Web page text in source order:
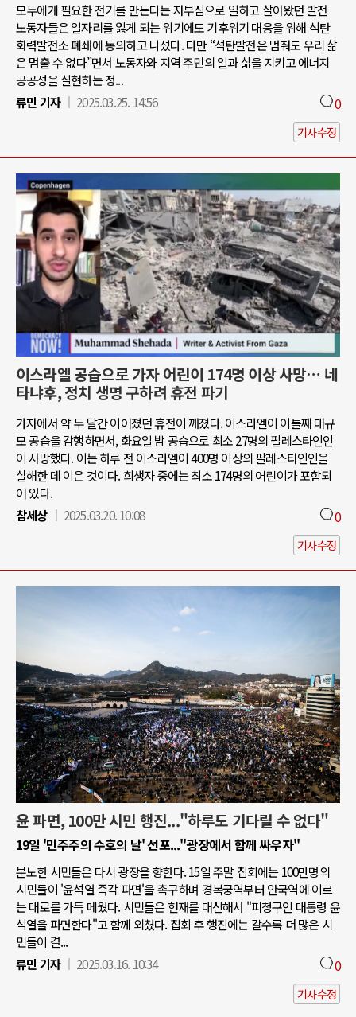
모두에게 필요한 전기를 만든다는 자부심으로 일하고 살아왔던 발전
노동자들은 일자리를 잃게 되는 위기에도 기후위기 대응을 위해 석탄
화력발전소 폐쇄에 동의하고 나섰다. 다만 “석탄발전은 멈춰도 우리 삶
은 멈출 수 없다”면서 노동자와 지역 주민의 일과 삶을 지키고 에너지
공공성을 실현하는 정...
류민 기자
2025.03.25. 14:56 0
기사수정
이스라엘 공습으로 가자 어린이 174명 이상 사망… 네
타냐후, 정치 생명 구하려 휴전 파기
가자에서 약 두 달간 이어졌던 휴전이 깨졌다. 이스라엘이 이틀째 대규
모 공습을 감행하면서, 화요일 밤 공습으로 최소 27명의 팔레스타인인
이 사망했다. 이는 하루 전 이스라엘이 400명 이상의 팔레스타인인을
살해한 데 이은 것이다. 희생자 중에는 최소 174명의 어린이가 포함되
어 있다.
참세상
2025.03.20. 10:08 0
기사수정
윤 파면, 100만 시민 행진..."하루도 기다릴 수 없다"
19일 '민주주의 수호의 날' 선포..."광장에서 함께 싸우자"
분노한 시민들은 다시 광장을 향한다. 15일 주말 집회에는 100만명의
시민들이 '윤석열 즉각 파면'을 촉구하며 경복궁역부터 안국역에 이르
는 대로를 가득 메웠다. 시민들은 헌재를 대신해서 "피청구인 대통령 윤
석열을 파면한다"고 함께 외쳤다. 집회 후 행진에는 갈수록 더 많은 시
민들이 결...
류민 기자
2025.03.16. 10:34 0
기사수정